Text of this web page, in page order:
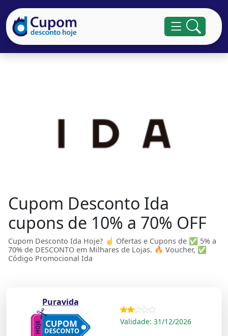
Cupom Desconto Ida
cupons de 10% a 70% OFF
Cupom Desconto Ida Hoje? ☝ Ofertas e Cupons de ✅ 5% a
70% de DESCONTO em Milhares de Lojas. 🔥 Voucher, ✅
Código Promocional Ida
Puravida
Validade: 31/12/2026